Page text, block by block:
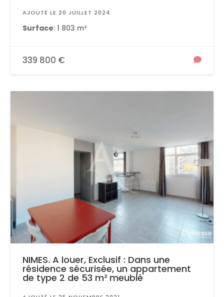
AJOUTÉ LE 20 JUILLET 2024
Surface: 1 803 m²
339 800 €
NIMES. A louer, Exclusif : Dans une
résidence sécurisée, un appartement
de type 2 de 53 m² meublé